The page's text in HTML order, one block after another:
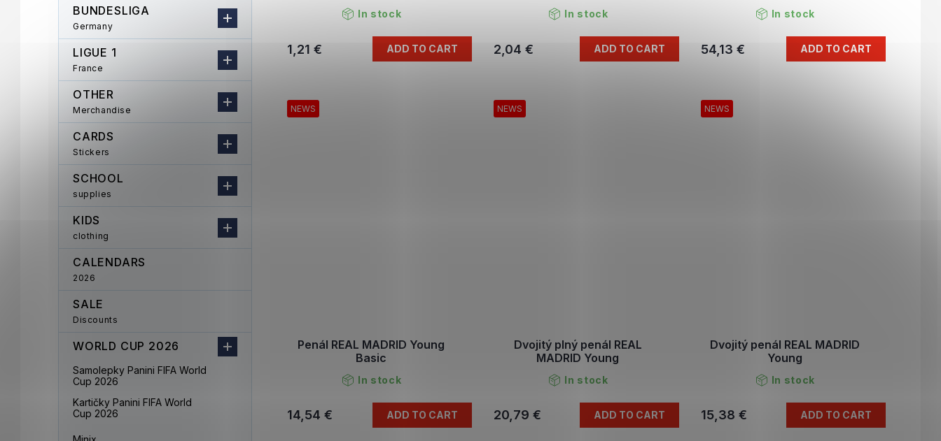
BUNDESLIGA
Germany
LIGUE 1
France
OTHER
Merchandise
CARDS
Stickers
SCHOOL
supplies
KIDS
clothing
CALENDARS
2026
SALE
Discounts
WORLD CUP 2026
Samolepky Panini FIFA World
Cup 2026
Kartičky Panini FIFA World
Cup 2026
In stock
1,21 € ADD TO CART
In stock
2,04 € ADD TO CART
In stock
54,13 € ADD TO CART
NEWS
Penál REAL MADRID Young
Basic
In stock
14,54 € ADD TO CART
NEWS
Dvojitý plný penál REAL
MADRID Young
In stock
20,79 € ADD TO CART
NEWS
Dvojitý penál REAL MADRID
Young
In stock
15,38 € ADD TO CART